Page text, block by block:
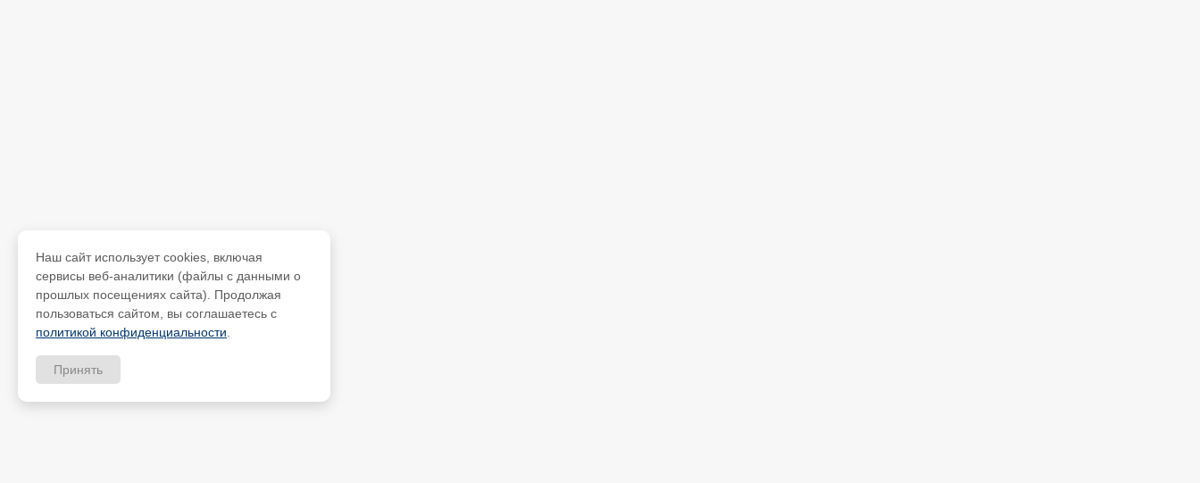
Наш сайт использует cookies, включая
сервисы веб-аналитики (файлы с данными о
прошлых посещениях сайта). Продолжая
пользоваться сайтом, вы соглашаетесь с
политикой конфиденциальности
Принять